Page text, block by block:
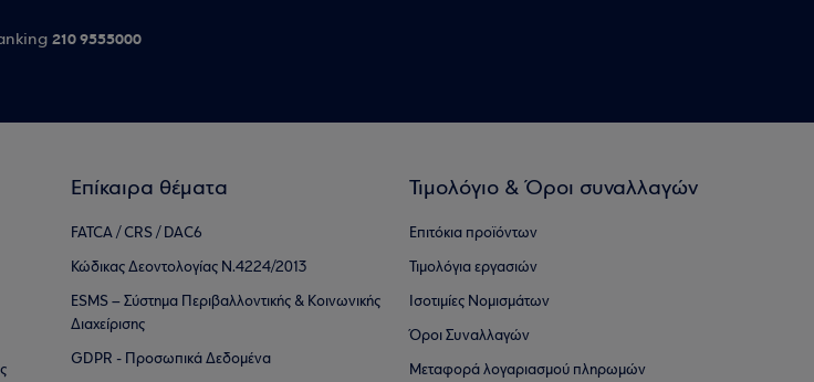
210 9555000
Επίκαιρα θέματα
FATCA / CRS / DAC6
Κώδικας Δεοντολογίας Ν.4224/2013
ESMS – Σύστημα Περιβαλλοντικής & Κοινωνικής
Διαχείρισης
GDPR - Προσωπικά Δεδομένα
Τιμολόγιο & Όροι συναλλαγών
Επιτόκια προϊόντων
Τιμολόγια εργασιών
Ισοτιμίες Νομισμάτων
Όροι Συναλλαγών
Μεταφορά λογαριασμού πληρωμών